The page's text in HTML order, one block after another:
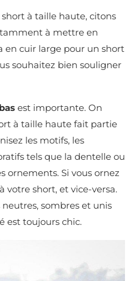
à taille haute, citons
à mettre en
en cuir large pour un short
souhaitez bien souligner
est importante. On
à taille haute fait partie
les motifs, les
tels que la dentelle ou
ornements. Si vous ornez
votre short, et vice-versa.
sombres et unis
est toujours chic.